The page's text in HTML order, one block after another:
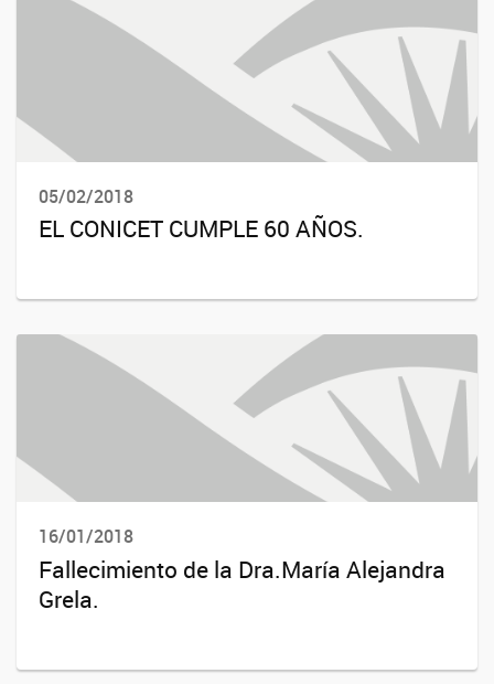
05/02/2018
EL CONICET CUMPLE 60 AÑOS.
16/01/2018
Fallecimiento de la Dra.María Alejandra
Grela.